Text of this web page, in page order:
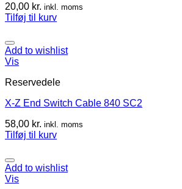
20,00 kr. inkl. moms
Tilføj til kurv
Add to wishlist
Vis
Reservedele
X-Z End Switch Cable 840 SC2
58,00 kr. inkl. moms
Tilføj til kurv
Add to wishlist
Vis